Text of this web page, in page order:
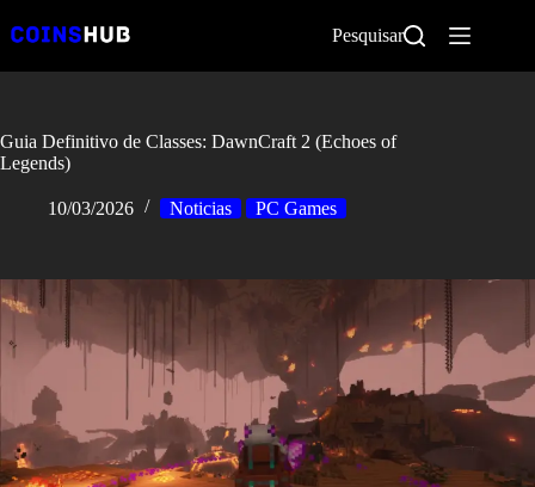
para
conteúdo
Pesquisar
Guia Definitivo de Classes: DawnCraft 2 (Echoes of
Legends)
10/03/2026 Noticias PC Games